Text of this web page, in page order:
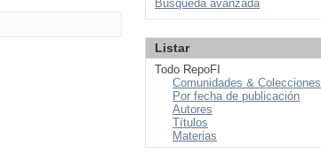
Búsqueda avanzada
Listar
Todo RepoFI
Comunidades & Colecciones
Por fecha de publicación
Autores
Títulos
Materias